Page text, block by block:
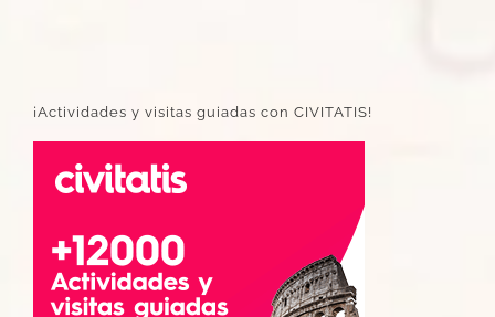
¡Actividades y visitas guiadas con CIVITATIS!